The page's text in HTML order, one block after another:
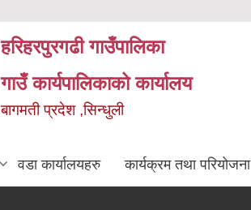
हरिहरपुरगढी गाउँपालिका
गाउँ कार्यपालिकाको कार्यालय
बागमती प्रदेश ,सिन्धुली
वडा कार्यालयहरु कार्यक्रम तथा परियोजना